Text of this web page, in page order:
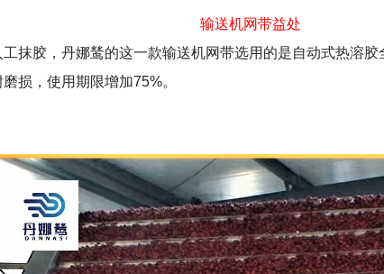
输送机网带益处
抹胶，丹娜鸶的这一款输送机网带选用的是自动式热溶
损，使用期限增加75%。